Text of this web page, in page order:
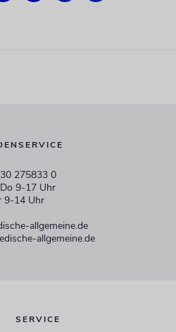
275833 0
9-17 Uhr
9-14 Uhr
allgemeine.de
allgemeine.de
SERVICE